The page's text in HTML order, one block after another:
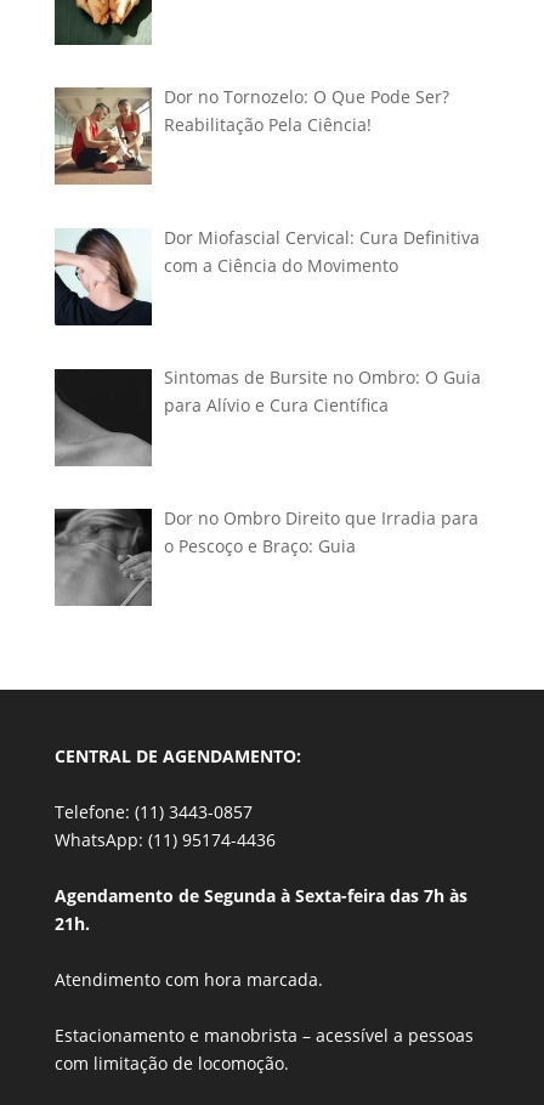
Dor no Tornozelo: O Que Pode Ser?
Reabilitação Pela Ciência!
Dor Miofascial Cervical: Cura Definitiva
com a Ciência do Movimento
Sintomas de Bursite no Ombro: O Guia
para Alívio e Cura Científica
Dor no Ombro Direito que Irradia para
o Pescoço e Braço: Guia
CENTRAL DE AGENDAMENTO:
Telefone: (11) 3443-0857
WhatsApp: (11) 95174-4436
Agendamento de Segunda à Sexta-feira das 7h às
21h.
Atendimento com hora marcada.
Estacionamento e manobrista – acessível a pessoas
com limitação de locomoção.